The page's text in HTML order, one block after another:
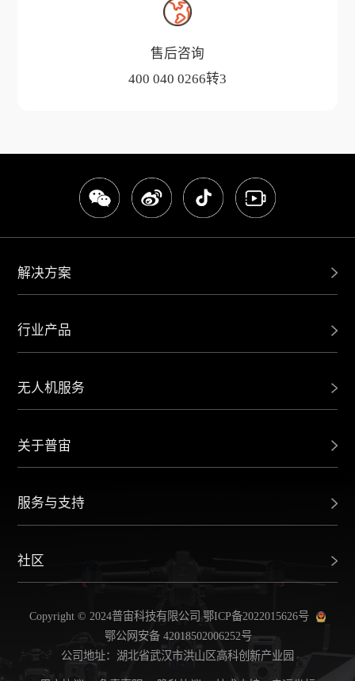
售后咨询
400 040 0266转3
解决方案
行业产品
无人机服务
关于普宙
服务与支持
社区
Copyright © 2024普宙科技有限公司 鄂ICP备2022015626号
鄂公网安备 42018502006252号
公司地址：湖北省武汉市洪山区高科创新产业园